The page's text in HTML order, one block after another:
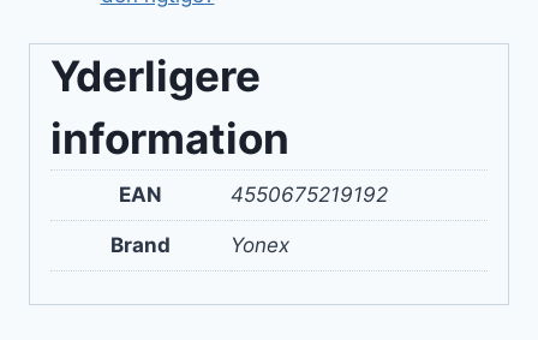
Yderligere
information
EAN 4550675219192
Brand Yonex